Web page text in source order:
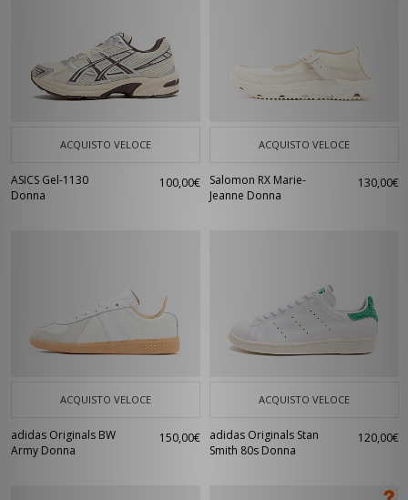
ACQUISTO VELOCE
ASICS Gel-1130
Donna
100,00€
ACQUISTO VELOCE
Salomon RX Marie-
Jeanne Donna
130,00€
ACQUISTO VELOCE
adidas Originals BW
Army Donna
150,00€
ACQUISTO VELOCE
adidas Originals Stan
Smith 80s Donna
120,00€